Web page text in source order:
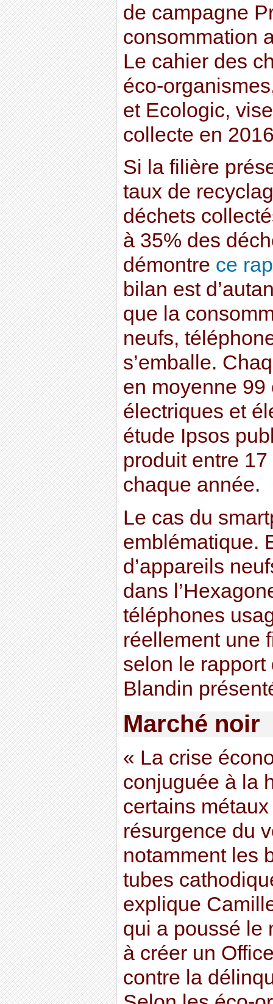
de campagne
consommation
Le cahier des
éco-
et Ecologic,
collecte en
Si la filière
taux de
déchets
à 35% des
démontre ce
bilan est
que la
neufs,
s’emballe.
en moyenne
électriques et
étude Ipsos
produit entre
chaque année.
Le cas du
emblématique.
d’appareils
dans
téléphones
réellement une
selon le
Blandin
Marché noir
« La crise
conjuguée à la
certains
résurgence du
notamment les
tubes
explique
qui a poussé le
à créer un
contre la